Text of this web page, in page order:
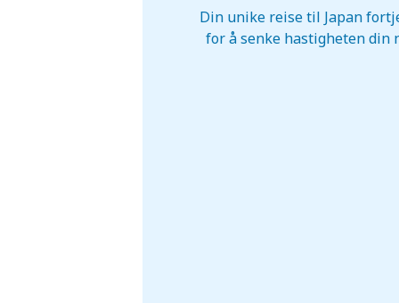
Din unike reise til Japan
for å senke hastigheten